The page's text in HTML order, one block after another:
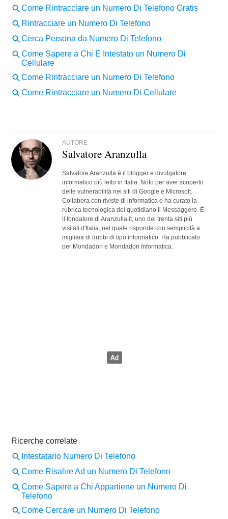
AUTORE
Salvatore Aranzulla
Salvatore Aranzulla è il blogger e divulgatore
informatico più letto in Italia. Noto per aver scoperto
delle vulnerabilità nei siti di Google e Microsoft.
Collabora con riviste di informatica e ha curato la
rubrica tecnologica del quotidiano Il Messaggero. È
il fondatore di Aranzulla.it, uno dei trenta siti più
visitati d'Italia, nel quale risponde con semplicità a
migliaia di dubbi di tipo informatico. Ha pubblicato
per Mondadori e Mondadori Informatica.